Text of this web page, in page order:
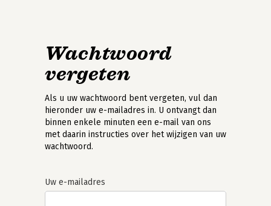
Wachtwoord
vergeten
Als u uw wachtwoord bent vergeten, vul dan
hieronder uw e-mailadres in. U ontvangt dan
binnen enkele minuten een e-mail van ons
met daarin instructies over het wijzigen van uw
wachtwoord.
Uw e-mailadres